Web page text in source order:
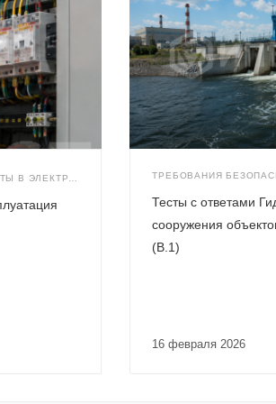
16 февраля 2026
Тесты с ответами
сооружения
(В.1)